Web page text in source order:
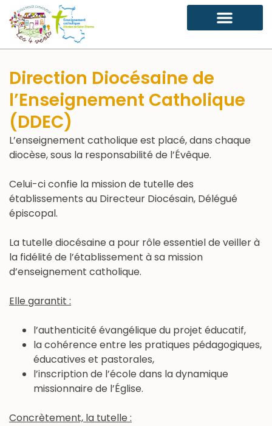
Direction Diocésaine de
l’Enseignement Catholique
(DDEC)
L’enseignement catholique est placé, dans chaque
diocèse, sous la responsabilité de l’Évêque.
Celui-ci confie la mission de tutelle des
établissements au Directeur Diocésain, Délégué
épiscopal.
La tutelle diocésaine a pour rôle essentiel de veiller à
la fidélité de l’établissement à sa mission
d’enseignement catholique.
Elle garantit :
l’authenticité évangélique du projet éducatif,
la cohérence entre les pratiques pédagogiques,
éducatives et pastorales,
l’inscription de l’école dans la dynamique
missionnaire de l’Église.
Concrètement, la tutelle :